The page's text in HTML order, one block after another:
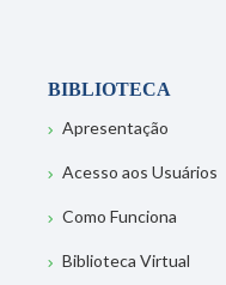
BIBLIOTECA
Apresentação
Acesso aos Usuários
Como Funciona
Biblioteca Virtual